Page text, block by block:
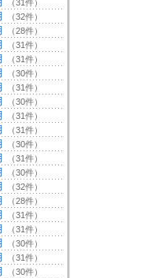
（31件）
（32件）
（28件）
（31件）
（31件）
（30件）
（31件）
（30件）
（31件）
（31件）
（30件）
（31件）
（30件）
（32件）
（28件）
（31件）
（31件）
（30件）
（31件）
（30件）